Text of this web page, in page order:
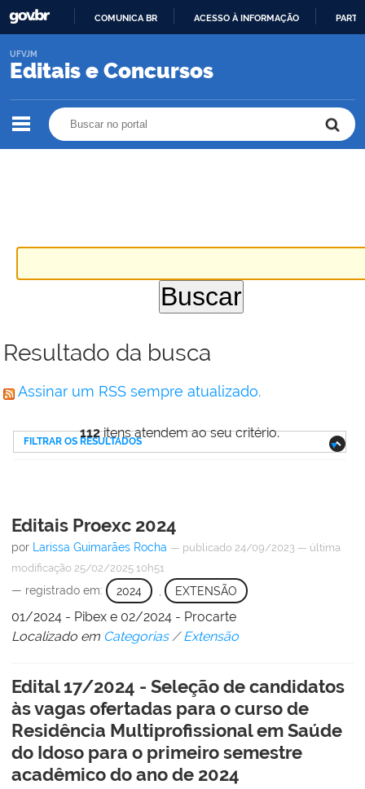
O
COMUNICA BR ACESSO À INFORMAÇÃO
Editais e Concursos
UFVJM
Resultado da busca
Assinar um RSS sempre atualizado.
112itens atendem ao seu critério.
FILTRAR OS RESULTADOS
Editais Proexc 2024
por Larissa Guimarães Rocha — publicado 24/09/2023 — última
modificação 25/02/2025 10h51
— registrado em: 2024 EXTENSÃO
01/2024 - Pibex e 02/2024 - Procarte
Localizado em Categorias /Extensão
Edital 17/2024 - Seleção de candidatos
às vagas ofertadas para o curso de
Residência Multiprofissional em Saúde
do Idoso para o primeiro semestre
acadêmico do ano de 2024